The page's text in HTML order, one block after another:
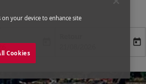
fc-booking-return-date-today
on your device to enhance site
Cookies